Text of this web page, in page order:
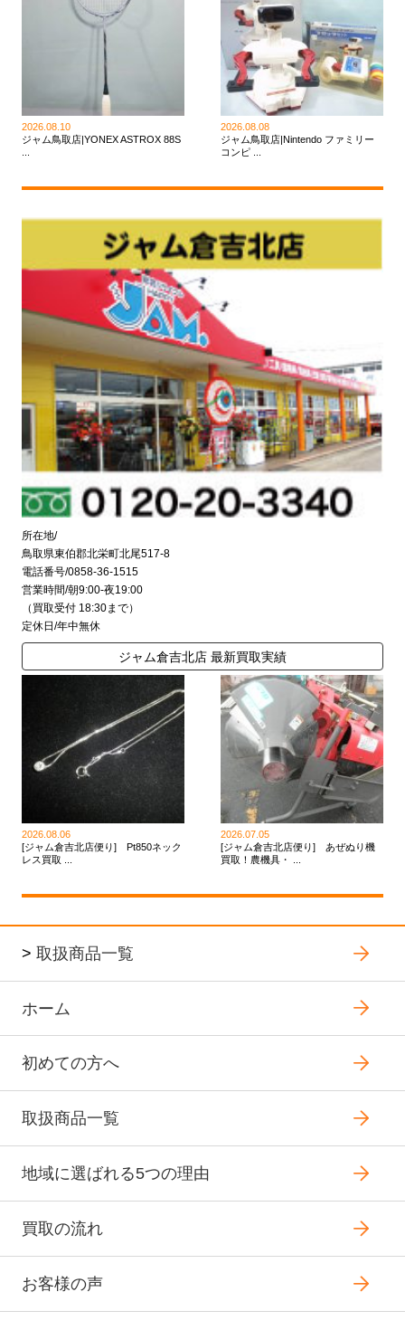
2026.08.10
ジャム鳥取店|YONEX ASTROX 88S
...
2026.08.08
ジャム鳥取店|Nintendo ファミリー
コンピ ...
所在地/
鳥取県東伯郡北栄町北尾517-8
電話番号/0858-36-1515
営業時間/朝9:00-夜19:00
（買取受付 18:30まで）
定休日/年中無休
ジャム倉吉北店 最新買取実績
2026.08.06
[ジャム倉吉北店便り] Pt850ネック
レス買取 ...
2026.07.05
[ジャム倉吉北店便り] あぜぬり機
買取！農機具・ ...
> 取扱商品一覧
ホーム
初めての方へ
取扱商品一覧
地域に選ばれる5つの理由
買取の流れ
お客様の声